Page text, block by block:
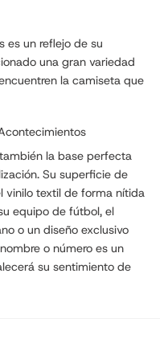
es un reflejo de su
una gran variedad
la camiseta que
la base perfecta
Su superficie de
vinilo textil de forma nítida
equipo de fútbol, el
o un diseño exclusivo
o número es un
su sentimiento de